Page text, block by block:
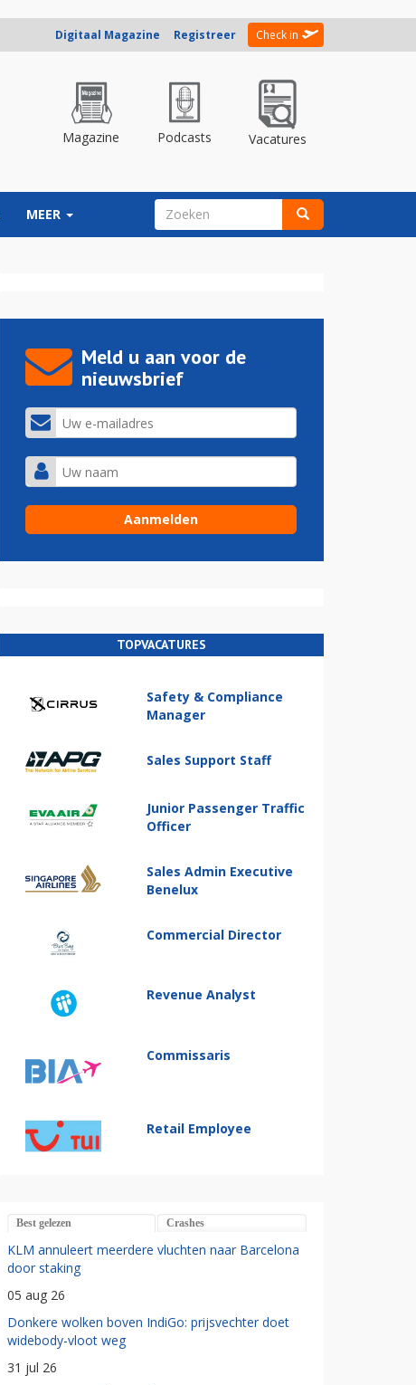
Digitaal Magazine Registreer Check in
Magazine Podcasts Vacatures
MEER ZOEKVELD
Meld u aan voor de
nieuwsbrief
TOPVACATURES
Safety & Compliance
Manager
Sales Support Staff
Junior Passenger Traffic
Officer
Sales Admin Executive
Benelux
Commercial Director
Revenue Analyst
Commissaris
Retail Employee
Best gelezen Crashes
KLM annuleert meerdere vluchten naar Barcelona
door staking
05 aug 26
Donkere wolken boven IndiGo: prijsvechter doet
widebody-vloot weg
31 jul 26